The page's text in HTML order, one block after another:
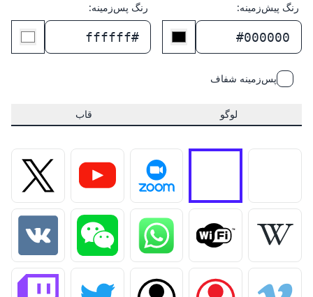
رنگ پیش‌زمینه:
#000000
رنگ پس‌زمینه:
#ffffff
پس‌زمینه شفاف
لوگو قاب
آپلود لوگو